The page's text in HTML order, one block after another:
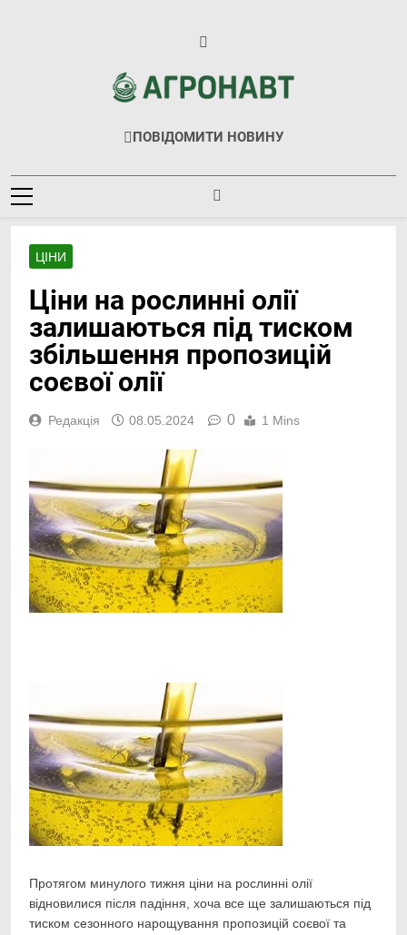
Агронавт
Новини Українського Агробізнесу
ПОВІДОМИТИ НОВИНУ
ЦІНИ
Ціни на рослинні олії
залишаються під тиском
збільшення пропозицій
соєвої олії
Редакція 08.05.2024 0 1 Mins
Протягом минулого тижня ціни на рослинні олії
відновилися після падіння, хоча все ще залишаються під
тиском сезонного нарощування пропозицій соєвої та